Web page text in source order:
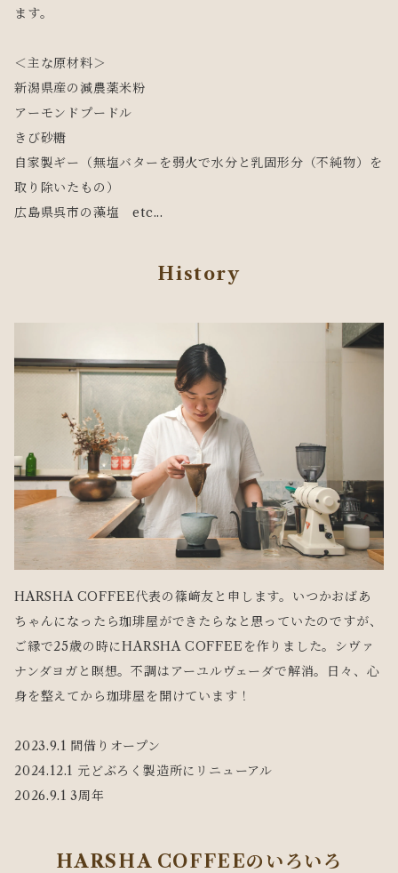
ます。
＜主な原材料＞
新潟県産の減農薬米粉
アーモンドプードル
きび砂糖
自家製ギー（無塩バターを弱火で水分と乳固形分（不純物）を
取り除いたもの）
広島県呉市の藻塩 etc...
History
HARSHA COFFEE代表の篠﨑友と申します。いつかおばあ
ちゃんになったら珈琲屋ができたらなと思っていたのですが、
ご縁で25歳の時にHARSHA COFFEEを作りました。シヴァ
ナンダヨガと瞑想。不調はアーユルヴェーダで解消。日々、心
身を整えてから珈琲屋を開けています！
2023.9.1 間借りオープン
2024.12.1 元どぶろく製造所にリニューアル
2026.9.1 3周年
HARSHA COFFEEのいろいろ